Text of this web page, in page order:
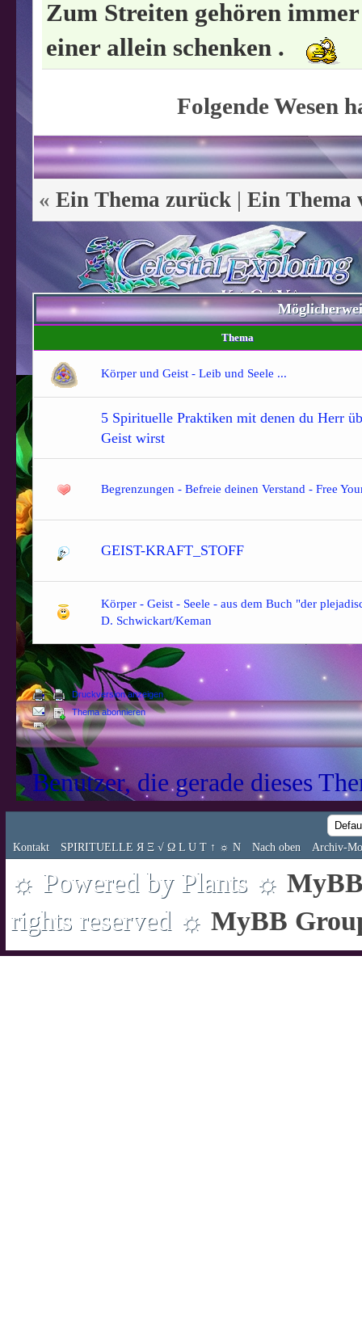
Zum Streiten gehören
einer allein schenken .
Folgende Wesen
« Ein Thema zurück | Ein Thema
Thema
Körper und Geist - Leib und Seele ...
5 Spirituelle Praktiken mit denen du Herr
Geist wirst
Begrenzungen - Befreie deinen Verstand - Free
GEIST-KRAFT_STOFF
Körper - Geist - Seele - aus dem Buch "der
D. Schwickart/Keman
Druckversion anzeigen
Thema abonnieren
Benutzer, die gerade dieses
Kontakt SPIRITUELLE Я Ξ √ Ω L U T ↑ ☼ N Nach oben Archiv-
☼ Powered by Plants ☼
rights reserved ☼ MyBB